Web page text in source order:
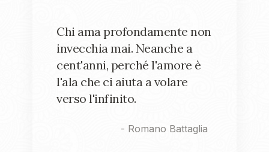
Chi ama profondamente non
invecchia mai. Neanche a
cent'anni, perché l'amore è
l'ala che ci aiuta a volare
verso l'infinito.
- Romano Battaglia